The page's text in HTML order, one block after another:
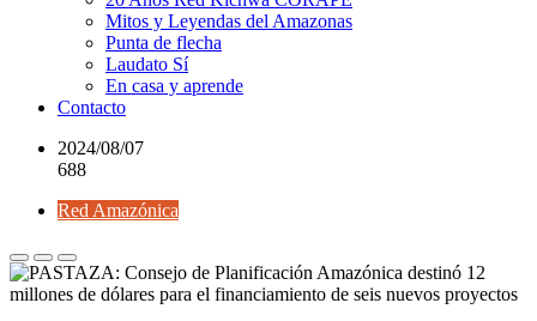
Mitos y Leyendas del Amazonas
Punta de flecha
Laudato Sí
En casa y aprende
Contacto
2024/08/07
688
Red Amazónica